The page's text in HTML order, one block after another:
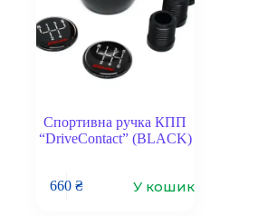
Спортивна ручка КПП
“DriveContact” (BLACK)
660₴ У кошик